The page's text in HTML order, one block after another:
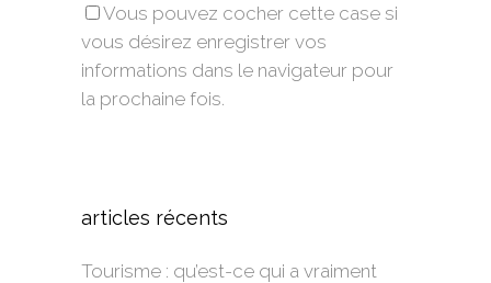
Vous pouvez cocher cette case si
vous désirez enregistrer vos
informations dans le navigateur pour
la prochaine fois.
articles récents
Tourisme : qu’est-ce qui a vraiment